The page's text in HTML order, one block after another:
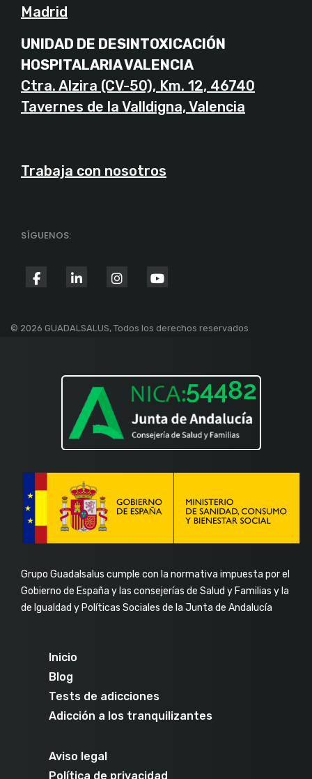
Madrid
UNIDAD DE DESINTOXICACIÓN
HOSPITALARIA VALENCIA
Ctra. Alzira (CV-50), Km. 12, 46740
Tavernes de la Valldigna, Valencia
Trabaja con nosotros
SÍGUENOS:
fab
facebook-
fab
linkedin-
fab
instagram
fab
youtube
© 2026 GUADALSALUS, Todos los derechos reservados
Grupo Guadalsalus cumple con la normativa impuesta por el
Gobierno de España y las consejerías de Salud y Familias y la
de Igualdad y Políticas Sociales de la Junta de Andalucía
Inicio
Blog
Tests de adicciones
Adicción a los tranquilizantes
Aviso legal
Política de privacidad